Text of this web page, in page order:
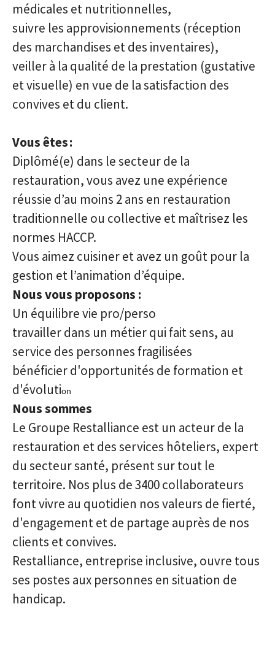
médicales et nutritionnelles,
suivre les approvisionnements (réception
des marchandises et des inventaires),
veiller à la qualité de la prestation (gustative
et visuelle) en vue de la satisfaction des
convives et du client.
Vous êtes :
Diplômé(e) dans le secteur de la
restauration, vous avez une expérience
réussie d’au moins 2 ans en restauration
traditionnelle ou collective et maîtrisez les
normes HACCP.
Vous aimez cuisiner et avez un goût pour la
gestion et l’animation d’équipe.
Nous vous proposons :
Un équilibre vie pro/perso
travailler dans un métier qui fait sens, au
service des personnes fragilisées
bénéficier d'opportunités de formation et
d'évolution
Nous sommes
Le Groupe Restalliance est un acteur de la
restauration et des services hôteliers, expert
du secteur santé, présent sur tout le
territoire. Nos plus de 3400 collaborateurs
font vivre au quotidien nos valeurs de fierté,
d'engagement et de partage auprès de nos
clients et convives.
Restalliance, entreprise inclusive, ouvre tous
ses postes aux personnes en situation de
handicap.